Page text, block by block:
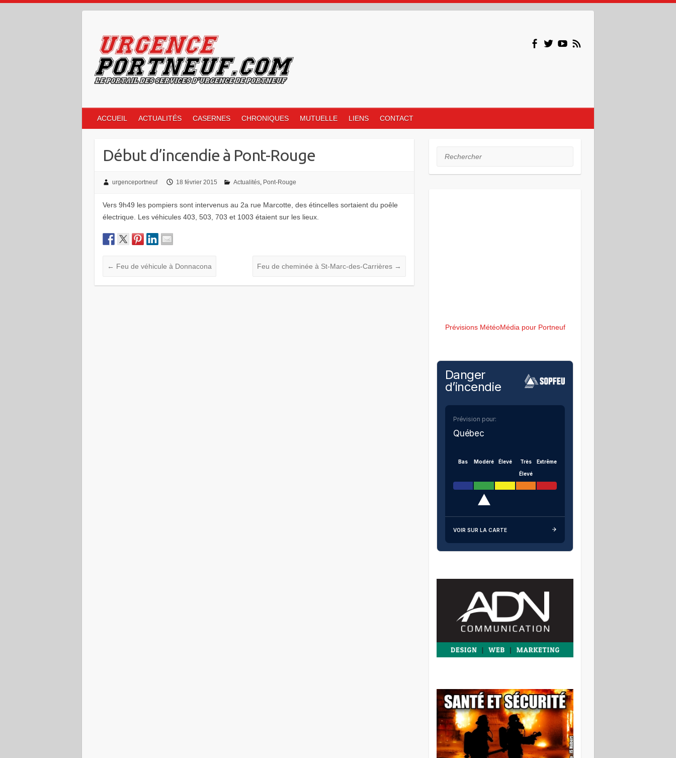
ACCUEIL ACTUALITÉS CASERNES CHRONIQUES MUTUELLE LIENS CONTACT
Début d’incendie à Pont-Rouge
urgenceportneuf 18 février 2015 Actualités, Pont-Rouge
Vers 9h49 les pompiers sont intervenus au 2a rue Marcotte, des étincelles sortaient du poêle
électrique. Les véhicules 403, 503, 703 et 1003 étaient sur les lieux.
← Feu de véhicule à Donnacona Feu de cheminée à St-Marc-des-Carrières →
Rechercher
Prévisions MétéoMédia pour Portneuf
Danger
d’incendie
Prévision pour:
Québec
Bas Modéré Élevé
Très
Élevé
Extrême
VOIR SUR LA CARTE